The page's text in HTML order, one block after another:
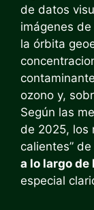
de datos
imágenes
la órbita
ozono y,
Según las
de 2025, los
calientes”
a lo largo
especial